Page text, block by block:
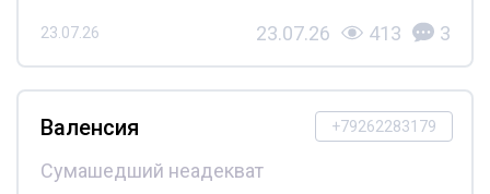
23.07.26 23.07.26 413 3
+79262283179
Валенсия
Сумашедший неадекват